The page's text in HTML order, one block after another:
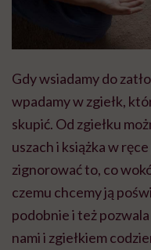
Gdy wsiadamy do
wpadamy w zgiełk,
skupić. Od zgiełku
uszach i książka w
zignorować to, co
czemu chcemy ją
podobnie i też
nami i zgiełkiem